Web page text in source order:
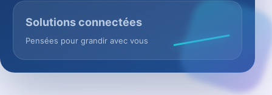
Solutions connectées
Pensées pour grandir avec vous